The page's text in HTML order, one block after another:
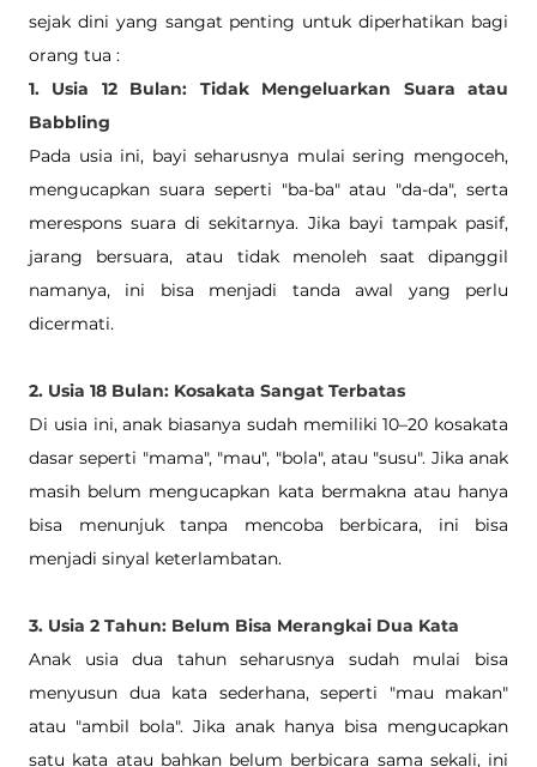
sejak dini yang sangat penting untuk diperhatikan bagi
orang tua :
1. Usia 12 Bulan: Tidak Mengeluarkan Suara atau
Babbling
Pada usia ini, bayi seharusnya mulai sering mengoceh,
mengucapkan suara seperti "ba-ba" atau "da-da", serta
merespons suara di sekitarnya. Jika bayi tampak pasif,
jarang bersuara, atau tidak menoleh saat dipanggil
namanya, ini bisa menjadi tanda awal yang perlu
dicermati.
2. Usia 18 Bulan: Kosakata Sangat Terbatas
Di usia ini, anak biasanya sudah memiliki 10–20 kosakata
dasar seperti "mama", "mau", "bola", atau "susu". Jika anak
masih belum mengucapkan kata bermakna atau hanya
bisa menunjuk tanpa mencoba berbicara, ini bisa
menjadi sinyal keterlambatan.
3. Usia 2 Tahun: Belum Bisa Merangkai Dua Kata
Anak usia dua tahun seharusnya sudah mulai bisa
menyusun dua kata sederhana, seperti "mau makan"
atau "ambil bola". Jika anak hanya bisa mengucapkan
satu kata atau bahkan belum berbicara sama sekali, ini